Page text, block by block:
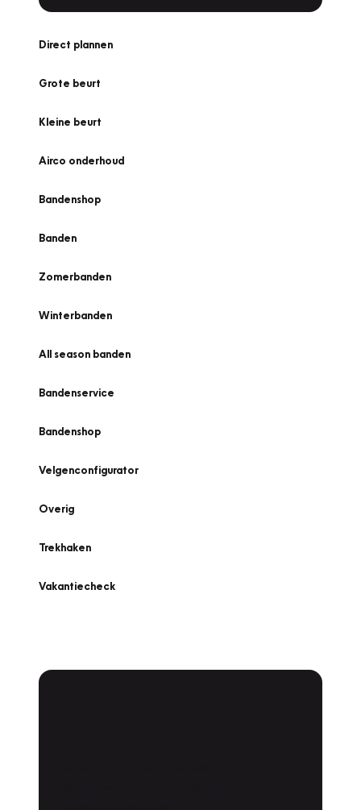
Direct plannen
Grote beurt
Kleine beurt
Airco onderhoud
Bandenshop
Banden
Zomerbanden
Winterbanden
All season banden
Bandenservice
Bandenshop
Velgenconfigurator
Overig
Trekhaken
Vakantiecheck